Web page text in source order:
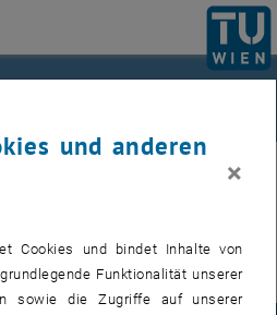
Startseite auflisten
und anderen
×
Cookies und bindet Inhalte von
Funktionalität unserer
sowie die Zugriffe auf unserer